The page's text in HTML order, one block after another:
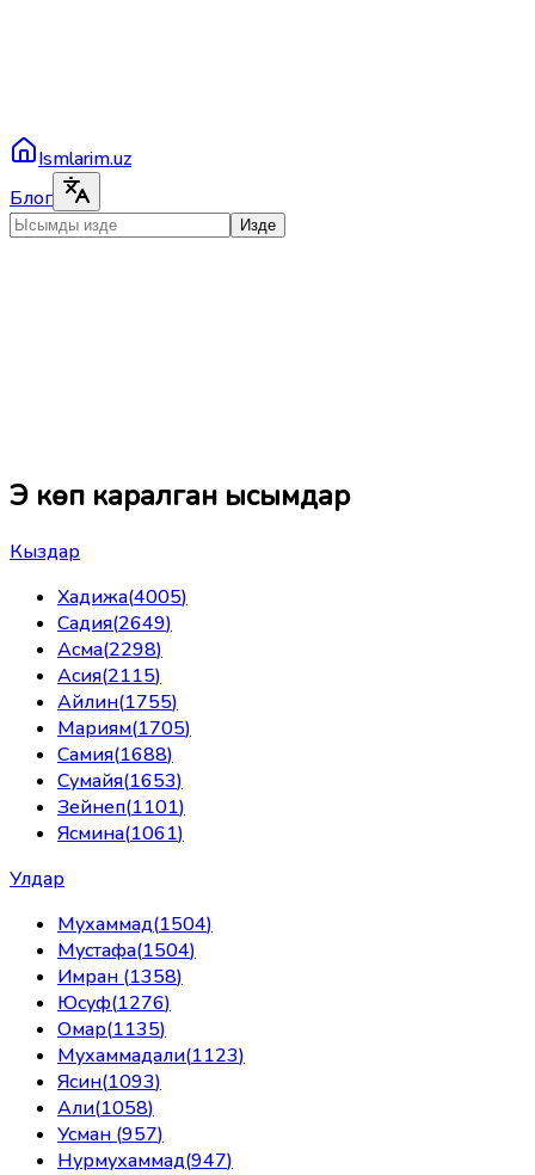
Ismlarim.uz
Блог
Изде
Эң көп каралган ысымдар
Кыздар
Хадижа(4005)
Садия(2649)
Асма(2298)
Асия(2115)
Айлин(1755)
Мариям(1705)
Самия(1688)
Сумайя(1653)
Зейнеп(1101)
Ясмина(1061)
Улдар
Мухаммад(1504)
Мустафа(1504)
Имран (1358)
Юсуф(1276)
Омар(1135)
Мухаммадали(1123)
Ясин(1093)
Али(1058)
Усман (957)
Нурмухаммад(947)